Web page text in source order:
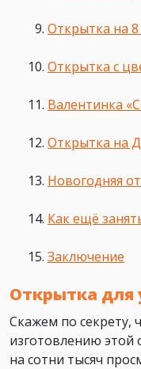
Открытка на
Открытка с
Валентинка
Открытка на
Новогодняя
Как ещё
Заключение
Открытка для
Скажем по секрету,
изготовлению этой
на сотни тысяч